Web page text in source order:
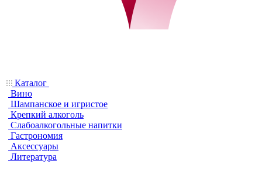
Каталог
Вино
Шампанское и игристое
Крепкий алкоголь
Слабоалкогольные напитки
Гастрономия
Аксессуары
Литература